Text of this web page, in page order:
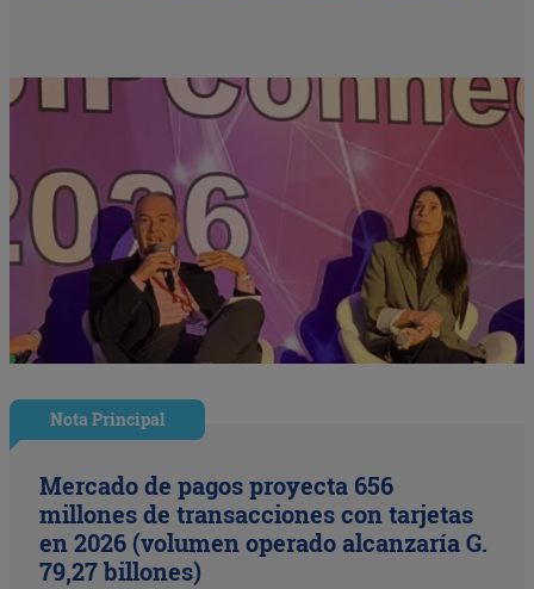
Nota Principal
Mercado de pagos proyecta 656
millones de transacciones con tarjetas
en 2026 (volumen operado alcanzaría G.
79,27 billones)